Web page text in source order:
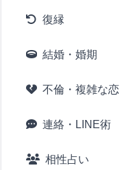
復縁
結婚・婚期
不倫・複雑な恋
連絡・LINE術
相性占い